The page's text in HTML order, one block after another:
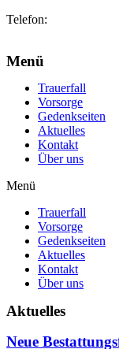
Telefon:
Menü
Trauerfall
Vorsorge
Gedenkseiten
Aktuelles
Kontakt
Über uns
Menü
Trauerfall
Vorsorge
Gedenkseiten
Aktuelles
Kontakt
Über uns
Aktuelles
Neue